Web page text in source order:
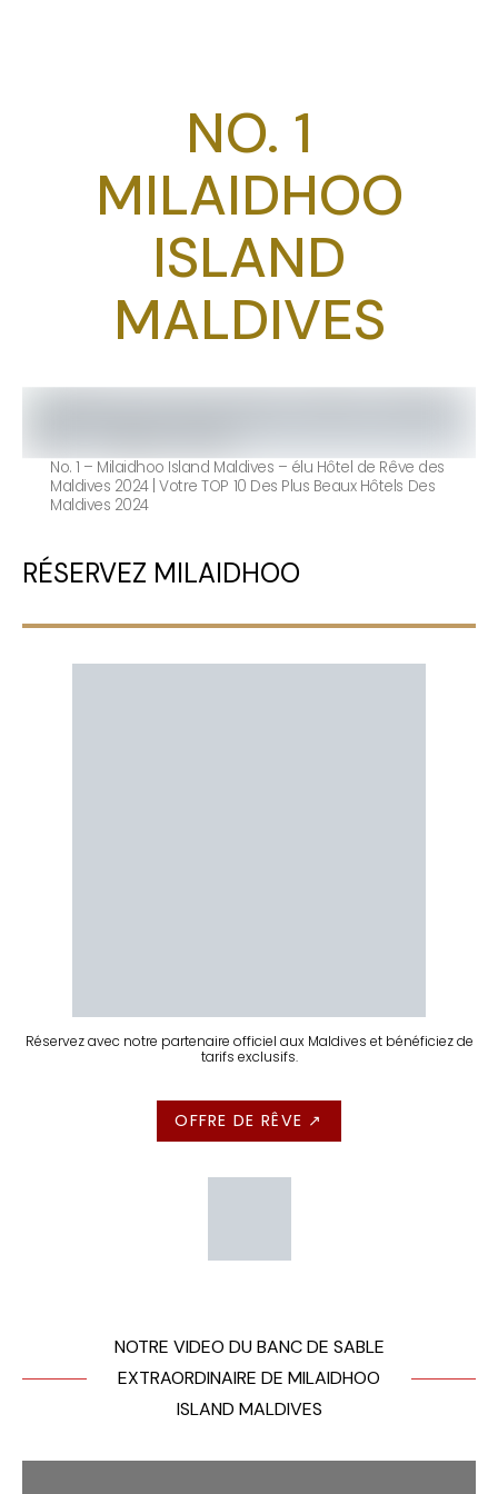
NO. 1
MILAIDHOO
ISLAND
MALDIVES
No. 1 – Milaidhoo Island Maldives – élu Hôtel de Rêve des
Maldives 2024 | Votre TOP 10 Des Plus Beaux Hôtels Des
Maldives 2024
RÉSERVEZ MILAIDHOO
Réservez avec notre partenaire officiel aux Maldives et bénéficiez de
tarifs exclusifs.
OFFRE DE RÊVE ↗
NOTRE VIDEO DU BANC DE SABLE
EXTRAORDINAIRE DE MILAIDHOO
ISLAND MALDIVES